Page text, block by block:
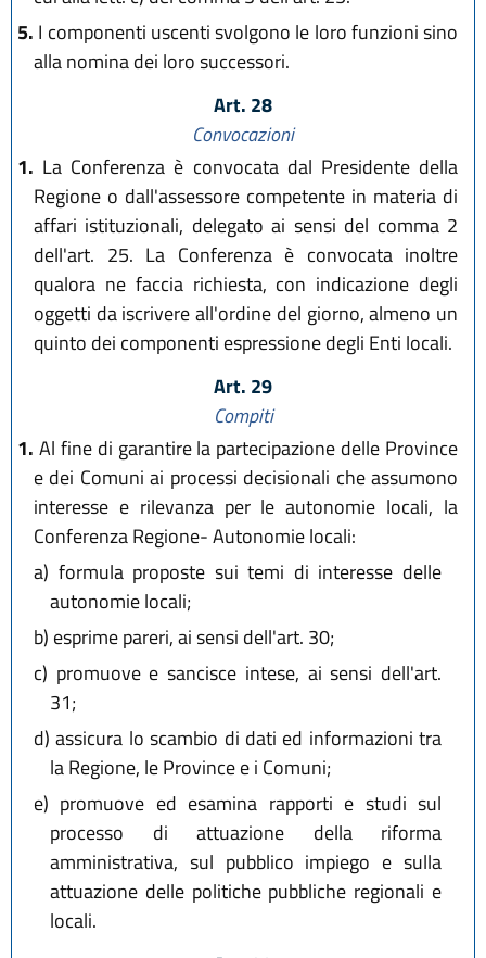
5. I componenti uscenti svolgono le loro funzioni sino
alla nomina dei loro successori.
Art. 28
Convocazioni
1. La Conferenza è convocata dal Presidente della
Regione o dall'assessore competente in materia di
affari istituzionali, delegato ai sensi del comma 2
dell'art. 25. La Conferenza è convocata inoltre
qualora ne faccia richiesta, con indicazione degli
oggetti da iscrivere all'ordine del giorno, almeno un
quinto dei componenti espressione degli Enti locali.
Art. 29
Compiti
1. Al fine di garantire la partecipazione delle Province
e dei Comuni ai processi decisionali che assumono
interesse e rilevanza per le autonomie locali, la
Conferenza Regione- Autonomie locali:
a) formula proposte sui temi di interesse delle
autonomie locali;
b) esprime pareri, ai sensi dell'art. 30;
c) promuove e sancisce intese, ai sensi dell'art.
31;
d) assicura lo scambio di dati ed informazioni tra
la Regione, le Province e i Comuni;
e) promuove ed esamina rapporti e studi sul
processo di attuazione della riforma
amministrativa, sul pubblico impiego e sulla
attuazione delle politiche pubbliche regionali e
locali.